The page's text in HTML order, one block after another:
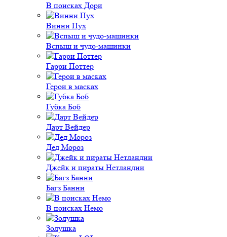
В поисках Дори
Винни Пух
Вспыш и чудо-машинки
Гарри Поттер
Герои в масках
Губка Боб
Дарт Вейдер
Дед Мороз
Джейк и пираты Нетландии
Багз Банни
В поисках Немо
Золушка